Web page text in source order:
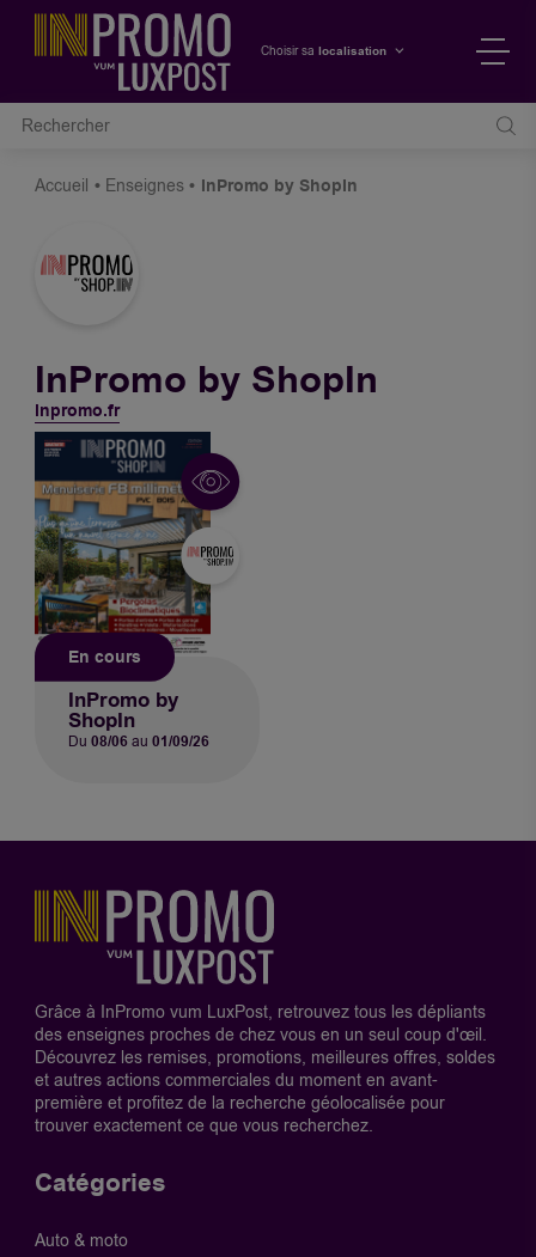
Choisir sa localisation
Accueil Enseignes InPromo by ShopIn
InPromo by ShopIn
inpromo.fr
InPromo by
ShopIn
Du 08/06 au 01/09/26
En cours
Grâce à InPromo vum LuxPost, retrouvez tous les dépliants
des enseignes proches de chez vous en un seul coup d'œil.
Découvrez les remises, promotions, meilleures offres, soldes
et autres actions commerciales du moment en avant-
première et profitez de la recherche géolocalisée pour
trouver exactement ce que vous recherchez.
Catégories
Auto & moto